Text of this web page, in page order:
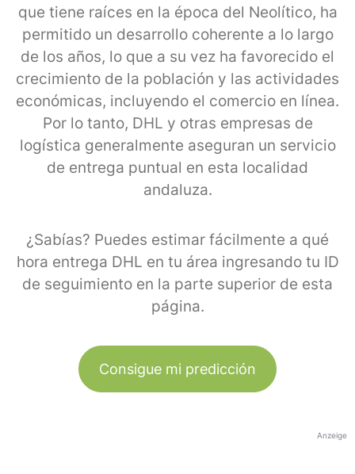
que tiene raíces en la época del Neolítico, ha
permitido un desarrollo coherente a lo largo
de los años, lo que a su vez ha favorecido el
crecimiento de la población y las actividades
económicas, incluyendo el comercio en línea.
Por lo tanto, DHL y otras empresas de
logística generalmente aseguran un servicio
de entrega puntual en esta localidad
andaluza.
¿Sabías? Puedes estimar fácilmente a qué
hora entrega DHL en tu área ingresando tu ID
de seguimiento en la parte superior de esta
página.
Consigue mi predicción
Anzeige